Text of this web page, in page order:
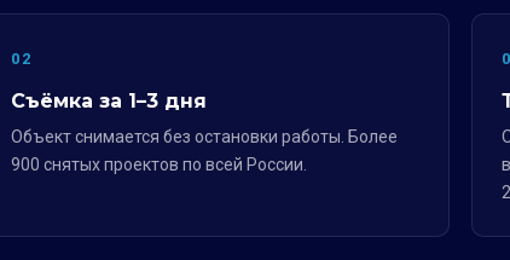
02
Съёмка за 1–3 дня
Объект снимается без остановки работы. Более
900 снятых проектов по всей России.